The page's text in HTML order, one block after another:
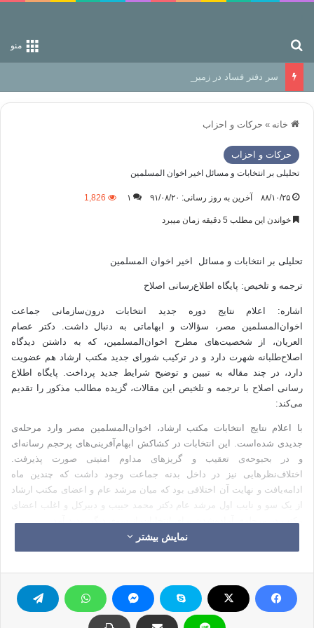
منو
سر دفتر فساد در زمین‌، دوری وکناره‌گیری از راه خداست‌!
خانه » حركات و احزاب
حركات و احزاب
تحلیلی بر انتخابات و مسائل اخیر اخوان المسلمین
۸۸/۱۰/۲۵ آخرین به روز رسانی: ۹۱/۰۸/۲۰ ۱ 1,826
خواندن این مطلب 5 دقیقه زمان میبرد
تحلیلی بر انتخابات و مسائل اخیر اخوان المسلمین
ترجمه و تلخیص: پایگاه اطلاع‌رسانی اصلاح
اشاره: اعلام نتایج دوره جدید انتخابات درون‌سازمانی جماعت
اخوان‌المسلمین مصر، سؤالات و ابهاماتی به دنبال داشت. دکتر عصام
العریان، از شخصیت‌های مطرح اخوان‌المسلمین، که به داشتن دیدگاه
اصلاح‌طلبانه شهرت دارد و در ترکیب شورای جدید مکتب ارشاد هم عضویت
دارد، در چند مقاله به تبیین و توضیح شرایط جدید پرداخت. پایگاه اطلاع
رسانی اصلاح با ترجمه و تلخیص این مقالات، گزیده مطالب مذکور را تقدیم
می‌کند:
با اعلام نتایج انتخابات مکتب ارشاد، اخوان‌المسلمین مصر وارد مرحله‌ی
جدیدی شده‌است. این انتخابات در کشاکش ابهام‌آفرینی‌های پرحجم رسانه‌ای
و در بحبوحه‌ی تعقیب و گریز‌های مداوم امنیتی صورت پذیرفت.
اختلاف‌نظرهایی نیز در داخل بدنه جماعت وجود داشت که چندین ماه
ادامه‌یافت و نهایت آن اختلافی بود که میان مرشد عام و اعضای مکتب ارشاد
از یک سو و نایب اول مرشد عام دکتر محمد حبیب و دبیرکل و اغلب اعضای
بسیاری از رهبران بلندپایه و میانی جماعت با مرشد عام درباره‌ی تجدید
اما وی بر عمل به تعهدی که هنگام آغاز دوره‌ی مدیریت خود مبنی بر عدم
تمدید دروه کرده‌ بود، اصرار ورزید. نظر وی بر آن بود که اخوان المسلمین
قادر به اداره‌ی امور خود هستند و نباید به یک شخصیت وابسته باشند. وی در
ضمن بر ضرورت عمل به سازوکارهای شورا و دموکراسی تأکید و اخوان را به
نمایش بیشتر